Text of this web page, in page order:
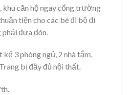
khu căn hộ ngay cổng trường
tiện cho các bé đi bộ đi
đưa đón.
3 phòng ngủ, 2 nhà tắm,
bị đầy đủ nội thất.